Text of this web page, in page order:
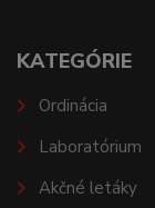
KATEGÓRIE
Ordinácia
Laboratórium
Akčné letáky